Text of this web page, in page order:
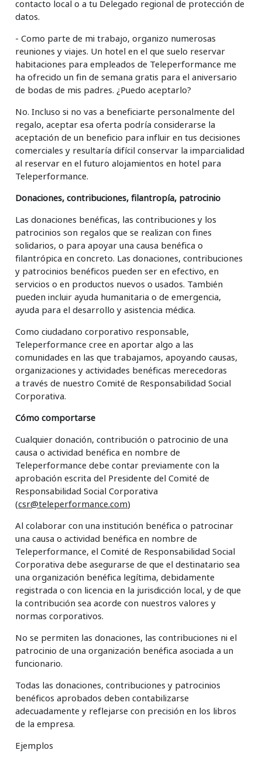
contacto local o a tu Delegado regional de protección de
datos.
- Como parte de mi trabajo, organizo numerosas
reuniones y viajes. Un hotel en el que suelo reservar
habitaciones para empleados de Teleperformance me
ha ofrecido un fin de semana gratis para el aniversario
de bodas de mis padres. ¿Puedo aceptarlo?
No. Incluso si no vas a beneficiarte personalmente del
regalo, aceptar esa oferta podría considerarse la
aceptación de un beneficio para influir en tus decisiones
comerciales y resultaría difícil conservar la imparcialidad
al reservar en el futuro alojamientos en hotel para
Teleperformance.
Donaciones, contribuciones, filantropía, patrocinio
Las donaciones benéficas, las contribuciones y los
patrocinios son regalos que se realizan con fines
solidarios, o para apoyar una causa benéfica o
filantrópica en concreto. Las donaciones, contribuciones
y patrocinios benéficos pueden ser en efectivo, en
servicios o en productos nuevos o usados. También
pueden incluir ayuda humanitaria o de emergencia,
ayuda para el desarrollo y asistencia médica.
Como ciudadano corporativo responsable,
Teleperformance cree en aportar algo a las
comunidades en las que trabajamos, apoyando causas,
organizaciones y actividades benéficas merecedoras
a través de nuestro Comité de Responsabilidad Social
Corporativa.
Cómo comportarse
Cualquier donación, contribución o patrocinio de una
causa o actividad benéfica en nombre de
Teleperformance debe contar previamente con la
aprobación escrita del Presidente del Comité de
Responsabilidad Social Corporativa
(csr@teleperformance.com)
Al colaborar con una institución benéfica o patrocinar
una causa o actividad benéfica en nombre de
Teleperformance, el Comité de Responsabilidad Social
Corporativa debe asegurarse de que el destinatario sea
una organización benéfica legítima, debidamente
registrada o con licencia en la jurisdicción local, y de que
la contribución sea acorde con nuestros valores y
normas corporativos.
No se permiten las donaciones, las contribuciones ni el
patrocinio de una organización benéfica asociada a un
funcionario.
Todas las donaciones, contribuciones y patrocinios
benéficos aprobados deben contabilizarse
adecuadamente y reflejarse con precisión en los libros
de la empresa.
Ejemplos